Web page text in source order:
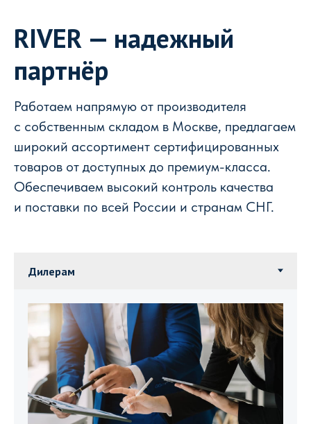
RIVER — надежный
партнёр
Работаем напрямую от производителя
с собственным складом в Москве, предлагаем
широкий ассортимент сертифицированных
товаров от доступных до премиум-класса.
Обеспечиваем высокий контроль качества
и поставки по всей России и странам СНГ.